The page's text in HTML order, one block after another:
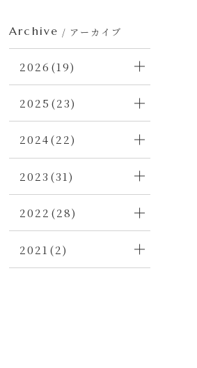
Archive / アーカイブ
2026(19)
2025(23)
2024(22)
2023(31)
2022(28)
2021(2)